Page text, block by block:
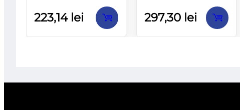
la
223,14 lei
la
297,30 lei